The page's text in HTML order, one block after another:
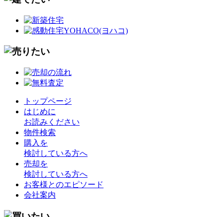
トップページ
はじめに
お読みください
物件検索
購入を
検討している方へ
売却を
検討している方へ
お客様とのエピソード
会社案内